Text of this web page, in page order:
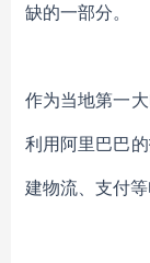
缺的一部分。
作为当地第一
利用阿里巴巴
建物流、支付等